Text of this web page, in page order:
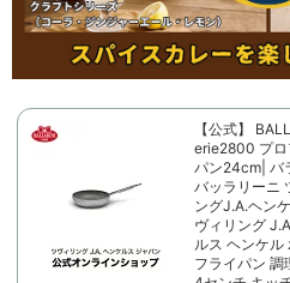
【公式】
erie2800 プロ
パン24cm| バ
バッラリーニ
ングJ.A.ヘン
ヴィリング
ルス ヘンケ
フライパン 調